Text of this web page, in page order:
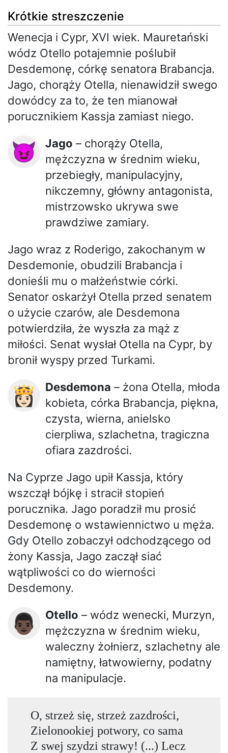
Krótkie streszczenie
Wenecja i Cypr, XVI wiek. Mauretański
wódz Otello potajemnie poślubił
Desdemonę, córkę senatora Brabancja.
Jago, chorąży Otella, nienawidził swego
dowódcy za to, że ten mianował
porucznikiem Kassja zamiast niego.
😈 Jago – chorąży Otella,
mężczyzna w średnim wieku,
przebiegły, manipulacyjny,
nikczemny, główny antagonista,
mistrzowsko ukrywa swe
prawdziwe zamiary.
Jago wraz z Roderigo, zakochanym w
Desdemonie, obudzili Brabancja i
donieśli mu o małżeństwie córki.
Senator oskarżył Otella przed senatem
o użycie czarów, ale Desdemona
potwierdziła, że wyszła za mąż z
miłości. Senat wysłał Otella na Cypr, by
bronił wyspy przed Turkami.
👸🏻 Desdemona – żona Otella, młoda
kobieta, córka Brabancja, piękna,
czysta, wierna, anielsko
cierpliwa, szlachetna, tragiczna
ofiara zazdrości.
Na Cyprze Jago upił Kassja, który
wszczął bójkę i stracił stopień
porucznika. Jago poradził mu prosić
Desdemonę o wstawiennictwo u męża.
Gdy Otello zobaczył odchodzącego od
żony Kassja, Jago zaczął siać
wątpliwości co do wierności
Desdemony.
👨🏿 Otello – wódz wenecki, Murzyn,
mężczyzna w średnim wieku,
waleczny żołnierz, szlachetny ale
namiętny, łatwowierny, podatny
na manipulacje.
O, strzeż się, strzeż zazdrości,
Zielonookiej potwory, co sama
Z swej szydzi strawy! (...) Lecz